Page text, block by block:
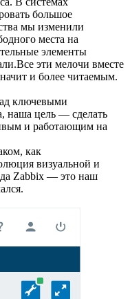
большое
мы изменили
места на
элементы
эти мелочи вместе
и более читаемым.
ключевыми
наша цель — сделать
и работающим на
как
визуальной и
Zabbix — это наш